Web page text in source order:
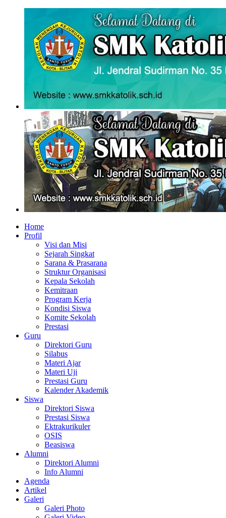
Home
Profil
Visi dan Misi
Sejarah Singkat
Sarana & Prasarana
Struktur Organisasi
Kepala Sekolah
Kemitraan
Program Kerja
Kondisi Siswa
Komite Sekolah
Prestasi
Guru
Direktori Guru
Silabus
Materi Ajar
Materi Uji
Prestasi Guru
Kalender Akademik
Siswa
Direktori Siswa
Prestasi Siswa
Ektrakurikuler
OSIS
Beasiswa
Alumni
Direktori Alumni
Info Alumni
Agenda
Artikel
Galeri
Galeri Photo